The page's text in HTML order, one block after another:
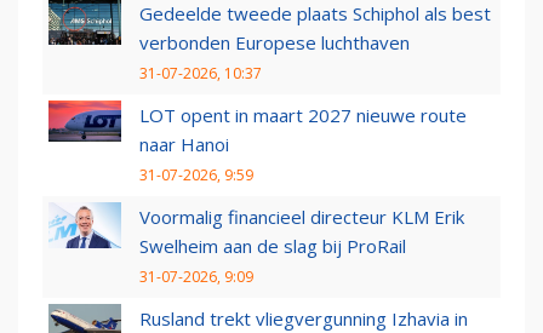
Gedeelde tweede plaats Schiphol als best
verbonden Europese luchthaven
31-07-2026, 10:37
LOT opent in maart 2027 nieuwe route
naar Hanoi
31-07-2026, 9:59
Voormalig financieel directeur KLM Erik
Swelheim aan de slag bij ProRail
31-07-2026, 9:09
Rusland trekt vliegvergunning Izhavia in